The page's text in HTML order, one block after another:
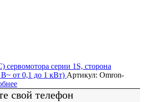
сервомотора серии 1S, сторона
от 0,1 до 1 кВт) Артикул: Omron-
свой телефон